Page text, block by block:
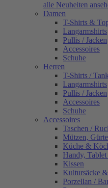
alle Neuheiten
Damen
T-Shirts &
Langarmshirts
Pullis / Jacken
Accessoires
Schuhe
Herren
T-Shirts /
Langarmshirts
Pullis / Jacken
Accessoires
Schuhe
Accessoires
Taschen /
Mützen,
Küche &
Handy,
Kissen
Kultursäcke
Porzellan /